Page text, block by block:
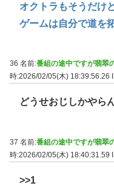
オクトラもそうだけ
ゲームは自分で道を
36 名前:番組の途中ですが翡翠
時:2026/02/05(木) 18:39:56.26
どうせおじしかやら
37 名前:番組の途中ですが翡翠
時:2026/02/05(木) 18:40:31.59
>>1